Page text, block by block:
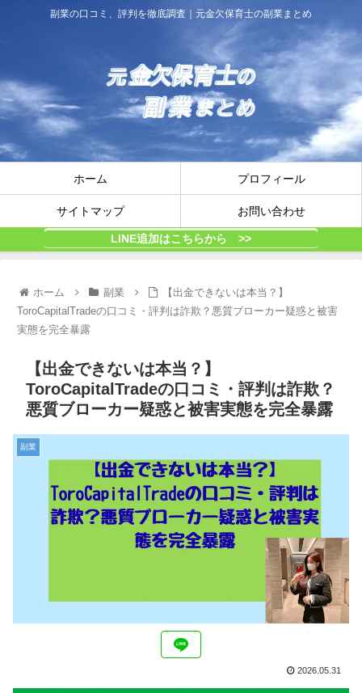
副業の口コミ、評判を徹底調査｜元金欠保育士の副業まとめ
ホーム プロフィール
サイトマップ お問い合わせ
LINE追加はこちらから >>
ホーム 副業
【出金できないは本当？】
ToroCapitalTradeの口コミ・評判は詐欺？悪質ブローカー疑惑と被害
実態を完全暴露
【出金できないは本当？】
ToroCapitalTradeの口コミ・評判は詐欺？
悪質ブローカー疑惑と被害実態を完全暴露
副業
2026.05.31